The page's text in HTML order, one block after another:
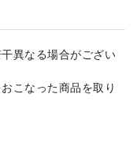
異なる場合がござい
こなった商品を取り